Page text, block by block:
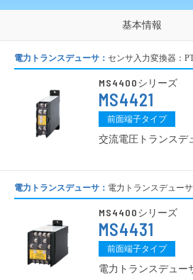
仕様プログラム設定変
ベースユニット
電源ユニット
アクセサリ
その他製品
基本情報
電力トランスデューサ： センサ入力変換器：
MS4400 シリーズ
MS4421
前面端子タイプ
交流電圧トランスデ
電力トランスデューサ： 電力トランスデュー
MS4400 シリーズ
MS4431
前面端子タイプ
電力トランスデュー
基本情報